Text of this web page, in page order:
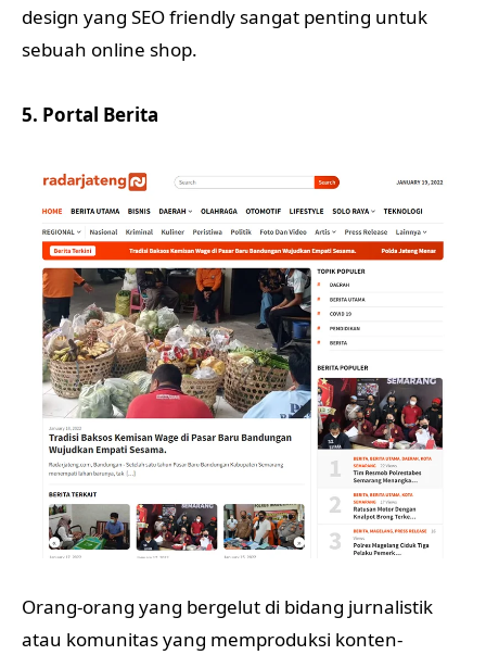
design yang SEO friendly sangat penting untuk
sebuah online shop.
5. Portal Berita
Orang-orang yang bergelut di bidang jurnalistik
atau komunitas yang memproduksi konten-